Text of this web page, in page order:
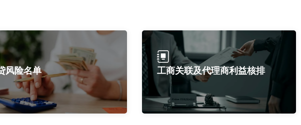
风险名单 工商关联及代理商利益核排